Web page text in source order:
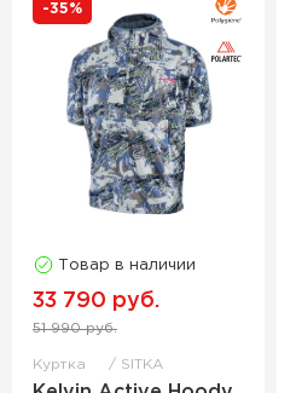
-35%
Товар в наличии
33 790 руб.
51 990 руб.
Куртка SITKA